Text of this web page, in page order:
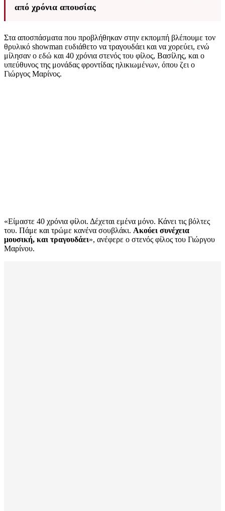
από χρόνια απουσίας
Στα αποσπάσματα που προβλήθηκαν στην εκπομπή βλέπουμε τον
θρυλικό showman ευδιάθετο να τραγουδάει και να χορεύει, ενώ
μίλησαν ο εδώ και 40 χρόνια στενός του φίλος, Βασίλης, και ο
υπεύθυνος της μονάδας φροντίδας ηλικιωμένων, όπου ζει ο
Γιώργος Μαρίνος.
«Είμαστε 40 χρόνια φίλοι. Δέχεται εμένα μόνο. Κάνει τις βόλτες
του. Πάμε και τρώμε κανένα σουβλάκι. Ακούει συνέχεια
μουσική, και τραγουδάει», ανέφερε ο στενός φίλος του Γιώργου
Μαρίνου.